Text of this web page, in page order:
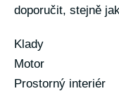
doporučit, stejně
Klady
Motor
Prostorný interiér